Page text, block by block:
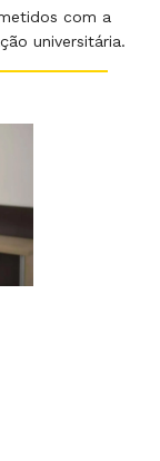
com a
universitária.